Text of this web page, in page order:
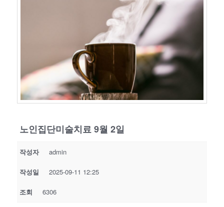
노인집단미술치료 9월 2일
작성자 admin
작성일 2025-09-11 12:25
조회 6306